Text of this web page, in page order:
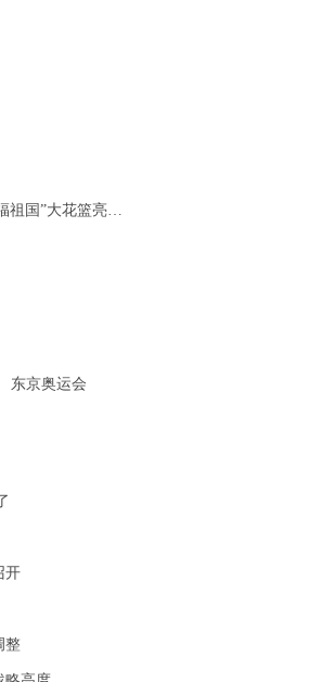
“祝福祖国”大花篮亮相天安门广场
东京奥运会
开
整